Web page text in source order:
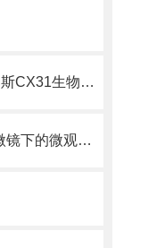
信价比Z高显微镜奥林巴斯CX31生物显微镜CX31奥林巴斯
探秘卵细胞分析专用显微镜下的微观世界